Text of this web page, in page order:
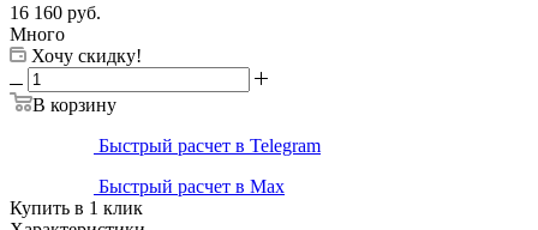
16 160 руб.
Много
Хочу скидку!
В корзину
Быстрый расчет в Telegram
Быстрый расчет в Max
Купить в 1 клик